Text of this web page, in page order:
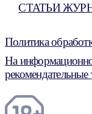
СТАТЬИ
Политика
На
рекомендательные